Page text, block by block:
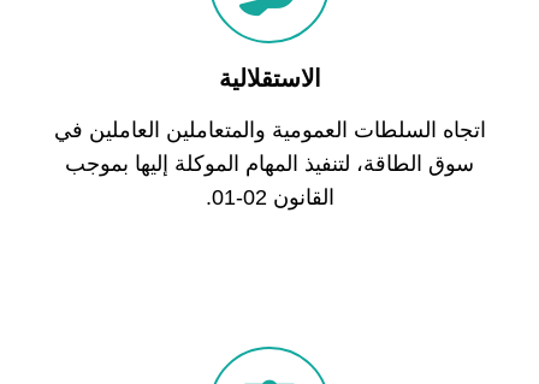
الاستقلالية
اتجاه السلطات العمومية والمتعاملين العاملين في
سوق الطاقة، لتنفيذ المهام الموكلة إليها بموجب
القانون 02-01.